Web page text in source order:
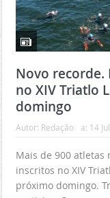
Novo recorde.
no XIV Triatlo
domingo
Autor: Redação a: 14
Mais de 900 atletas
inscritos no XIV
próximo domingo.